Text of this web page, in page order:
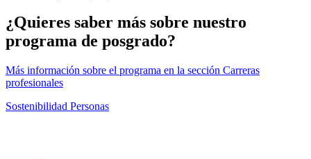
¿Quieres saber más sobre nuestro
programa de posgrado?
Más información sobre el programa en la sección Carreras
profesionales
Sostenibilidad Personas